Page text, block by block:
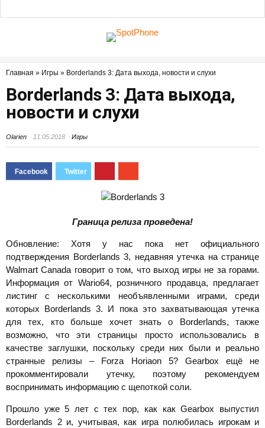
Главная » Игры » Borderlands 3: Дата выхода, новости и слухи
Borderlands 3: Дата выхода,
новости и слухи
Olarien 11.05.2018 Игры
Граница релиза проведена!
Обновление: Хотя у нас пока нет официального
подтверждения Borderlands 3, недавняя утечка на странице
Walmart Canada говорит о том, что выход игры не за горами.
Информация от Wario64, розничного продавца, предлагает
листинг с несколькими необъявленными играми, среди
которых Borderlands 3. И пока это захватывающая утечка
для тех, кто больше хочет знать о Borderlands, также
возможно, что эти страницы просто использовались в
качестве заглушки, поскольку среди них были и реально
странные релизы – Forza Horiaon 5? Gearbox ещё не
прокомментировали утечку, поэтому рекомендуем
воспринимать информацию с щепоткой соли.
Прошло уже 5 лет с тех пор, как как Gearbox выпустил
Borderlands 2 и, учитывая, как игра полюбилась игрокам и